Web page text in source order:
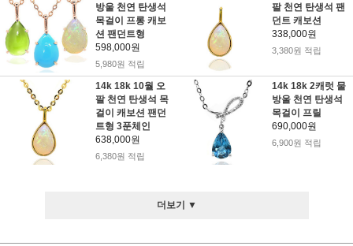
방울 천연 탄생석
목걸이 프롱 캐보
션 팬던트형
598,000원
5,980원 적립
팔 천연 탄생석 팬
던트 캐보션
338,000원
3,380원 적립
14k 18k 10월 오
팔 천연 탄생석 목
걸이 캐보션 팬던
트형 3푼체인
638,000원
6,380원 적립
14k 18k 2캐럿 물
방울 천연 탄생석
목걸이 프릴
690,000원
6,900원 적립
더보기 ▼